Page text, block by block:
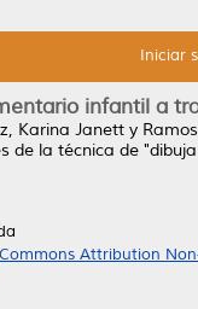
Iniciar
infantil a
Karina Janett y
la técnica de
Attribution